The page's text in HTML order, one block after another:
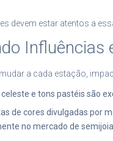
devem estar atentos a
Influências
a cada estação,
e tons pastéis são
de cores divulgadas por
no mercado de